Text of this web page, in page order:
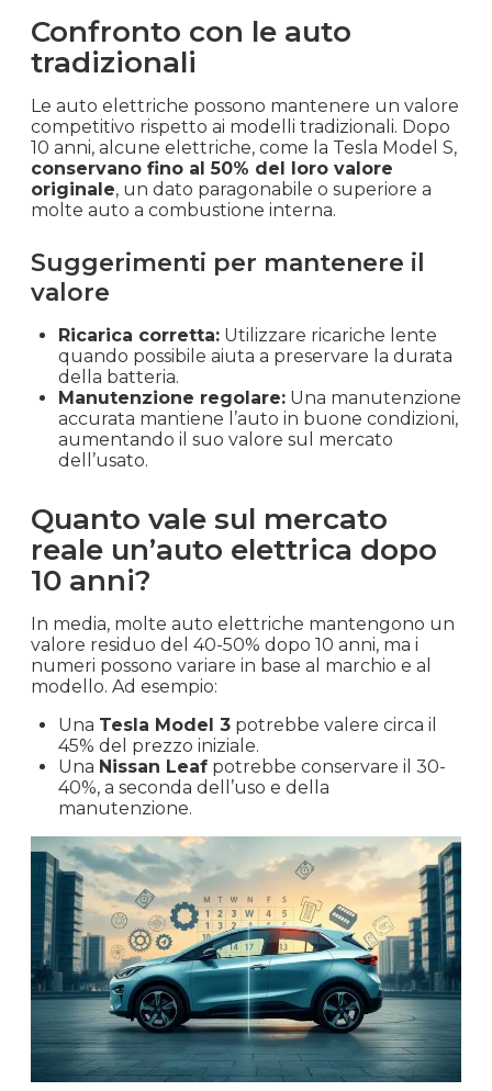
Confronto con le auto
tradizionali
Le auto elettriche possono mantenere un valore
competitivo rispetto ai modelli tradizionali. Dopo
10 anni, alcune elettriche, come la Tesla Model S,
conservano fino al 50% del loro valore
originale, un dato paragonabile o superiore a
molte auto a combustione interna.
Suggerimenti per mantenere il
valore
Ricarica corretta: Utilizzare ricariche lente
quando possibile aiuta a preservare la durata
della batteria.
Manutenzione regolare: Una manutenzione
accurata mantiene l’auto in buone condizioni,
aumentando il suo valore sul mercato
dell’usato.
Quanto vale sul mercato
reale un’auto elettrica dopo
10 anni?
In media, molte auto elettriche mantengono un
valore residuo del 40-50% dopo 10 anni, ma i
numeri possono variare in base al marchio e al
modello. Ad esempio:
Una Tesla Model 3 potrebbe valere circa il
45% del prezzo iniziale.
Una Nissan Leaf potrebbe conservare il 30-
40%, a seconda dell’uso e della
manutenzione.